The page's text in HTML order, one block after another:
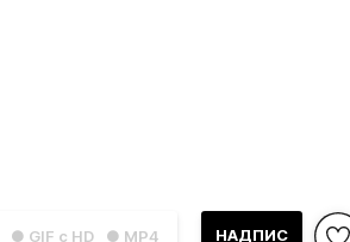
● GIF с HD ● MP4 НАДПИС